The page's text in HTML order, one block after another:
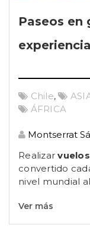
Paseos en
Chile,
ÁFRICA
Montserrat
Realizar
convertido
nivel mundial
Ver más